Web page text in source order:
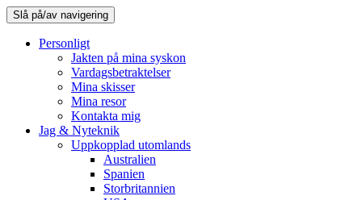
Slå på/av navigering
Personligt
Jakten på mina syskon
Vardagsbetraktelser
Mina skisser
Mina resor
Kontakta mig
Jag & Nyteknik
Uppkopplad utomlands
Australien
Spanien
Storbritannien